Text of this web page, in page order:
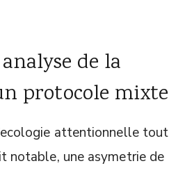
de la
protocole mixte
attentionnelle tout
notable, une asymetrie de